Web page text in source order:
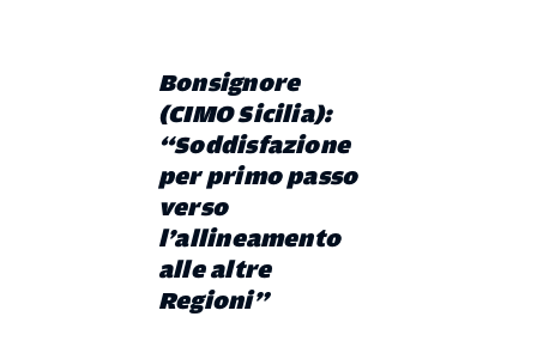
Bonsignore
(CIMOSicilia):
“Soddisfazione
per primo passo
verso
l’allineamento
alle altre
Regioni”